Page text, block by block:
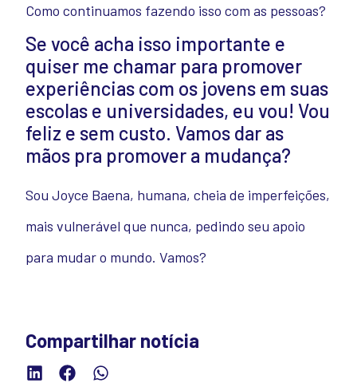
Como continuamos fazendo isso com as pessoas?
Se você acha isso importante e
quiser me chamar para promover
experiências com os jovens em suas
escolas e universidades, eu vou! Vou
feliz e sem custo. Vamos dar as
mãos pra promover a mudança?
Sou Joyce Baena, humana, cheia de imperfeições,
mais vulnerável que nunca, pedindo seu apoio
para mudar o mundo. Vamos?
Compartilhar notícia